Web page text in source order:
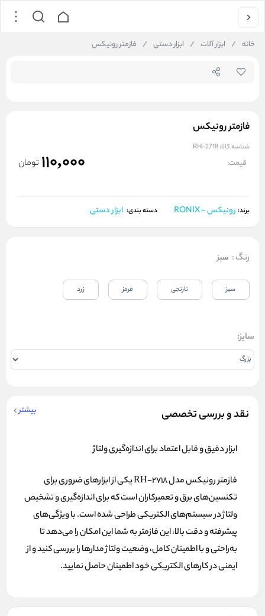
خانه / ابزار آلات / ابزار دستی / فازمتر رونیکس
فازمتر رونیکس
شناسه کالا:RH-2718
قیمت: 110,000 تومان
برند: رونیکس - RONIX دسته بندی: ابزار دستی
نقد و بررسی تخصصی بیشتر
ابزار دقیق و قابل اعتماد برای اندازه‌گیری ولتاژ
فازمتر رونیکس مدل RH-2718 یکی از ابزارهای ضروری برای
تکنسین‌های برق و تعمیرکاران است که برای اندازه‌گیری و تشخیص
ولتاژ در سیستم‌های الکتریکی طراحی شده است. با ویژگی‌های
پیشرفته و دقت بالا، این فازمتر به شما این امکان را می‌دهد تا
به‌راحتی و با اطمینان کامل، وضعیت ولتاژ مدارها را بررسی کنید و از
ایمنی در کارهای الکتریکی خود اطمینان حاصل نمایید.
رنگ: سبز
سبز نارنجی قرمز زرد
سایز: